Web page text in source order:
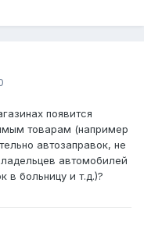
появится
товарам (например
автозаправок, не
автомобилей
в больницу и т.д.)?